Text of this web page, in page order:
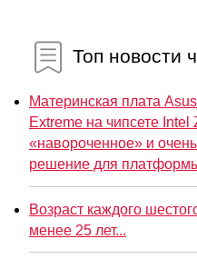
Топ новости
Материнская плата
Extreme на чипсете Intel
«навороченное» и
решение для
Возраст каждого
менее 25 лет...